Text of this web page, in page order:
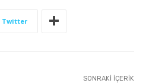
Twitter
SONRAKI İÇERIK